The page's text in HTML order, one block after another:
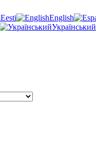
Eesti English
Український